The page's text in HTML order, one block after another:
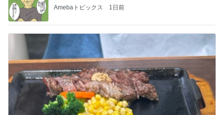
Amebaトピックス 1日前